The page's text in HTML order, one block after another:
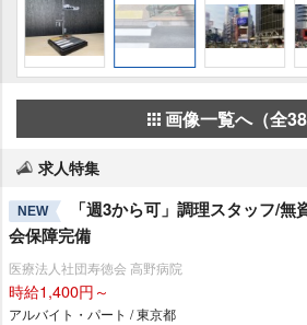
画像一覧へ（全38
求人特集
NEW
「週3から可」調理スタッフ/
会保障完備
医療法人社団寿徳会 高野病院
時給1,400円～
アルバイト・パート / 東京都